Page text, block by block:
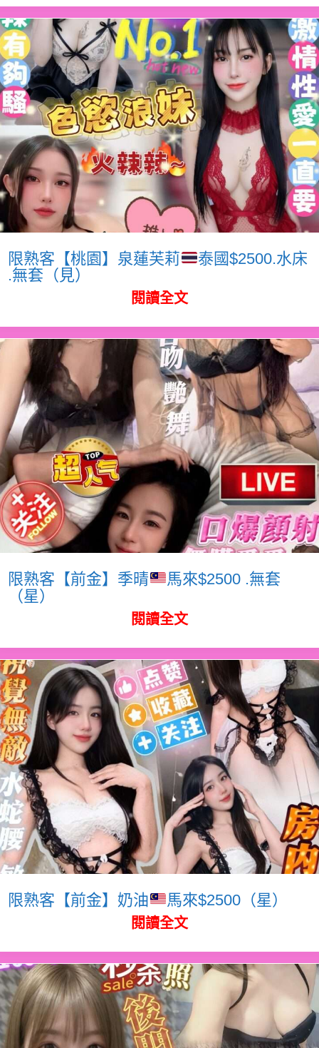
限熟客【桃園】泉蓮芙莉
泰國$2500.水床
.無套（見）
閱讀全文
限熟客【前金】季晴
馬來$2500 .無套
（星）
閱讀全文
限熟客【前金】奶油 馬來$2500（星）
閱讀全文